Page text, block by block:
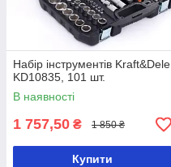
Набір інструментів Kraft&Dele
KD10835, 101 шт.
В наявності
1 757,50 ₴ 1 850 ₴
Купити